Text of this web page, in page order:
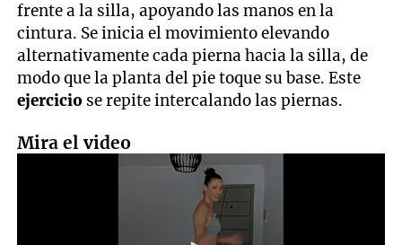
frente a la silla, apoyando las manos en la
cintura. Se inicia el movimiento elevando
alternativamente cada pierna hacia la silla, de
modo que la planta del pie toque su base. Este
ejercicio se repite intercalando las piernas.
Mira el video